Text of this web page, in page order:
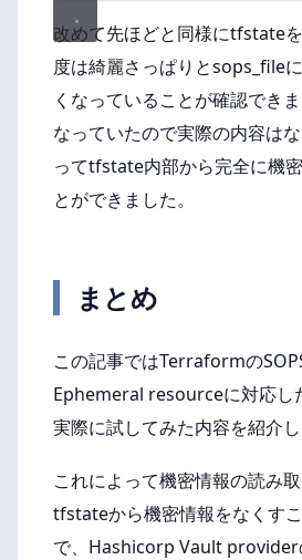
改めて先ほどと同様にtfstate
度は綺麗さっぱりとsops_file
くなっていることが確認でき
なっていたので実際の内容は
ってtfstate内部から完全に機
とができました。
まとめ
この記事ではTerraformの
Ephemeral resourceに対応し
実際に試してみた内容を紹介し
これによって機密情報の読み
tfstateから機密情報をなくす
で、Hashicorp Vault